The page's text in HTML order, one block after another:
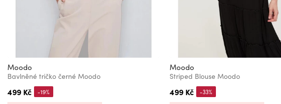
Moodo
Bavlněné tričko černé Moodo
499 Kč -19%
Moodo
Striped Blouse Moodo
499 Kč -33%